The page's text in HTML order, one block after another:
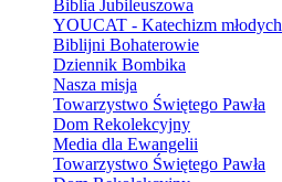
Biblia Jubileuszowa
YOUCAT - Katechizm młodych
Biblijni Bohaterowie
Dziennik Bombika
Nasza misja
Towarzystwo Świętego Pawła
Dom Rekolekcyjny
Media dla Ewangelii
Towarzystwo Świętego Pawła